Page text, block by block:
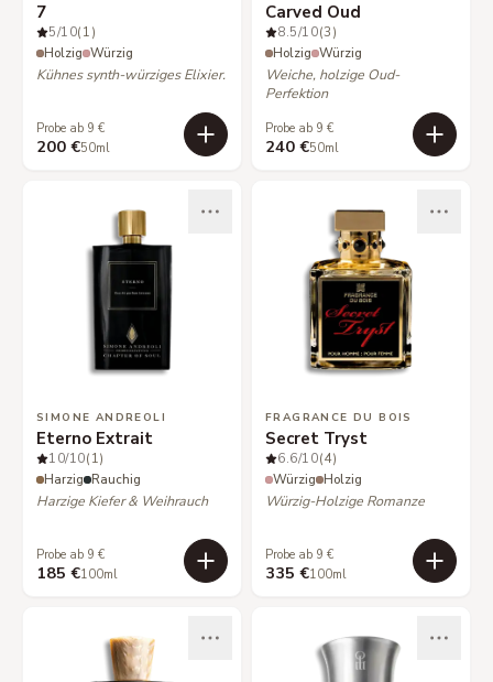
7
5/10(1)
Holzig Würzig
Kühnes synth-würziges Elixier.
Probe ab 9 €
200 €50ml
Carved Oud
8.5/10(3)
Holzig Würzig
Weiche, holzige Oud-
Perfektion
Probe ab 9 €
240 €50ml
SIMONE ANDREOLI
Eterno Extrait
10/10(1)
Harzig Rauchig
Harzige Kiefer & Weihrauch
Probe ab 9 €
185 €100ml
FRAGRANCE DU BOIS
Secret Tryst
6.6/10(4)
Würzig Holzig
Würzig-Holzige Romanze
Probe ab 9 €
335 €100ml